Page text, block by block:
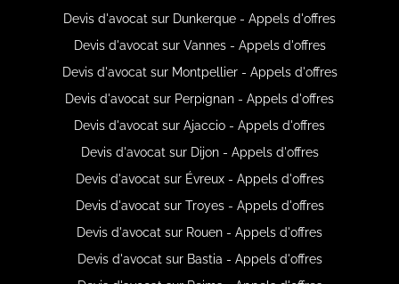
Devis d'avocat sur Dunkerque - Appels d'offres
Devis d'avocat sur Vannes - Appels d'offres
Devis d'avocat sur Montpellier - Appels d'offres
Devis d'avocat sur Perpignan - Appels d'offres
Devis d'avocat sur Ajaccio - Appels d'offres
Devis d'avocat sur Dijon - Appels d'offres
Devis d'avocat sur Évreux - Appels d'offres
Devis d'avocat sur Troyes - Appels d'offres
Devis d'avocat sur Rouen - Appels d'offres
Devis d'avocat sur Bastia - Appels d'offres